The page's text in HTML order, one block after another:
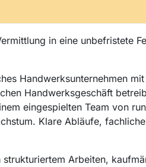
in eine unbefristete
Handwerksunternehmen
Handwerksgeschäft
eingespielten Team von
Klare Abläufe,
Arbeiten,